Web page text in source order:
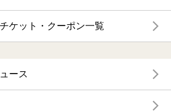
ケット・クーポン一覧
ース